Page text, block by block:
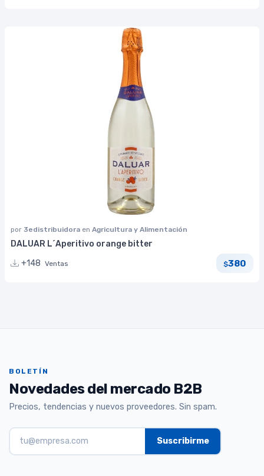
por 3edistribuidora en Agricultura y Alimentación
DALUAR L´Aperitivo orange bitter
+148 Ventas $380
BOLETÍN
Novedades del mercado B2B
Precios, tendencias y nuevos proveedores. Sin spam.